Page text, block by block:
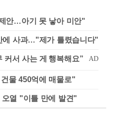
안…아기 못 낳아 미안"
에 사과…"제가 틀렸습니다"
물 450억에 매물로"
오열 "이틀 만에 발견"